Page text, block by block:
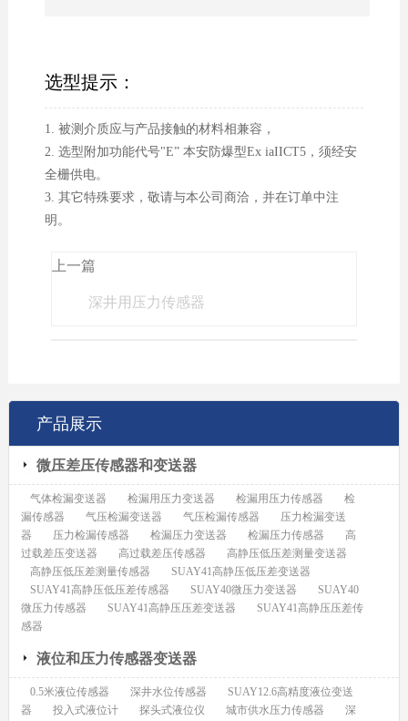
选型提示：
1. 被测介质应与产品接触的材料相兼容，
2. 选型附加功能代号"E” 本安防爆型Ex iaIICT5，须经安
全栅供电。
3. 其它特殊要求，敬请与本公司商洽，并在订单中注
明。
上一篇
深井用压力传感器
产品展示
微压差压传感器和变送器
气体检漏变送器 检漏用压力变送器 检漏用压力传感器
检
漏传感器
气压检漏变送器 气压检漏传感器
压力检漏变送
器
压力检漏传感器 检漏压力变送器 检漏压力传感器
高
过载差压变送器
高过载差压传感器
高静压低压差测量变送器
高静压低压差测量传感器
SUAY41高静压低压差变送器
SUAY41高静压低压差传感器
SUAY40微压力变送器
SUAY40
微压力传感器
SUAY41高静压压差变送器
SUAY41高静压压差传
感器
液位和压力传感器变送器
0.5米液位传感器 深井水位传感器
SUAY12.6高精度液位变送
器
投入式液位计 探头式液位仪 城市供水压力传感器
深